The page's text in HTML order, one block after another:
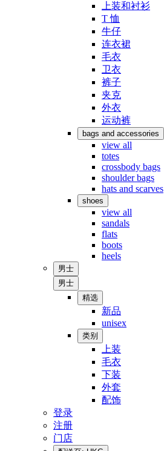
上装和衬衫
T 恤
牛仔
连衣裙
毛衣
卫衣
裤子
夹克
外衣
运动裤
bags and accessories
view all
totes
crossbody bags
shoulder bags
hats and scarves
shoes
view all
sandals
flats
boots
heels
男士
男士
精选
新品
unisex
类别
上装
毛衣
下装
外套
配饰
登录
注册
门店